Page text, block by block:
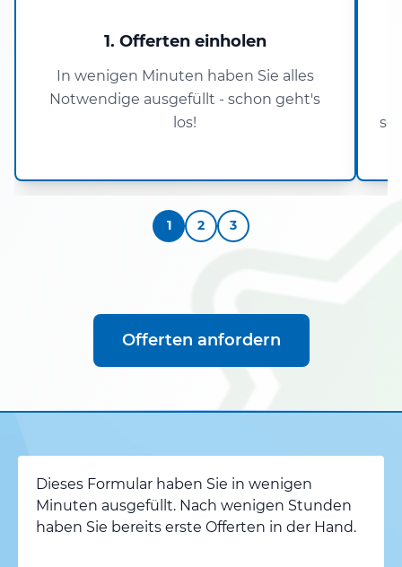
1. Offerten einholen
In wenigen Minuten haben Sie alles
Notwendige ausgefüllt - schon geht's
los!
1 2 3
Offerten anfordern
Dieses Formular haben Sie in wenigen
Minuten ausgefüllt. Nach wenigen Stunden
haben Sie bereits erste Offerten in der Hand.